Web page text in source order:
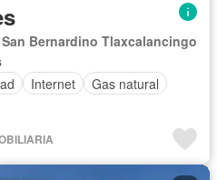
Bernardino Tlaxcalancingo
Internet
Gas natural